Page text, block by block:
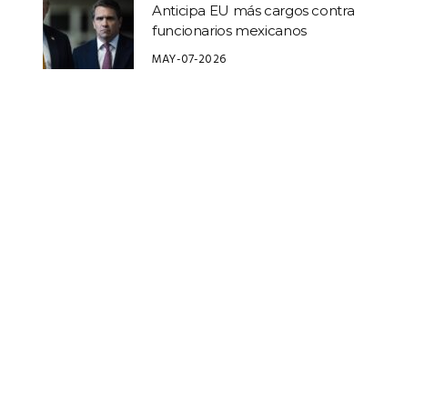
Anticipa EU más cargos contra
funcionarios mexicanos
MAY-07-2026